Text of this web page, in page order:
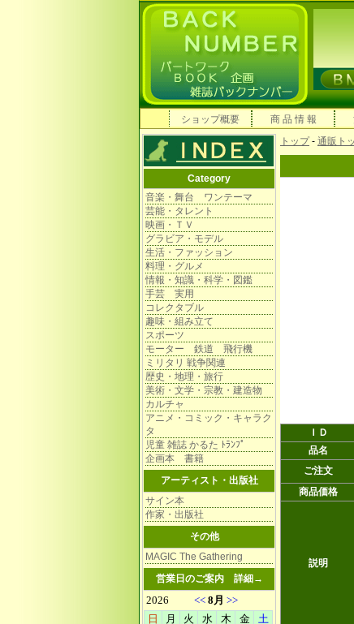
ショップ概要
商 品 情 報
Category
音楽・舞台 ワンテーマ
芸能・タレント
映画・ＴＶ
グラビア・モデル
生活・ファッション
料理・グルメ
情報・知識・科学・図鑑
手芸 実用
コレクタブル
趣味・組み立て
スポーツ
モーター 鉄道 飛行機
ミリタリ 戦争関連
歴史・地理・旅行
美術・文学・宗教・建造物
カルチャ
アニメ・コミック・キャラク
タ
児童 雑誌 かるた ﾄﾗﾝﾌﾟ
企画本 書籍
アーティスト・出版社
サイン本
作家・出版社
その他
MAGIC The Gathering
営業日のご案内 詳細→
トップ- 通販ト
ＩＤ
品名
ご注文
商品価格
説明